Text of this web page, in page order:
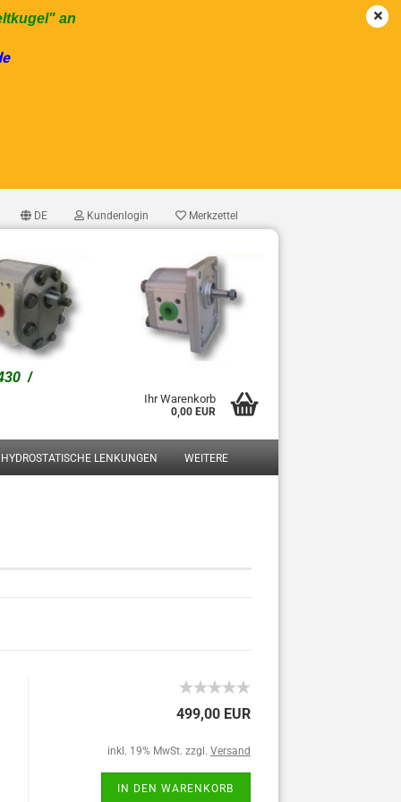
DE Kundenlogin Merkzettel
/
Ihr Warenkorb
0,00 EUR
an
HYDROSTATISCHE LENKUNGEN WEITERE
499,00 EUR
inkl. 19% MwSt. zzgl. Versand
IN DEN WARENKORB